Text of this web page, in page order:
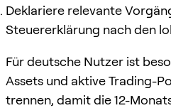
Deklariere relevante
Steuererklärung nach den
Für deutsche Nutzer ist
Assets und aktive Trading-
trennen, damit die 12-